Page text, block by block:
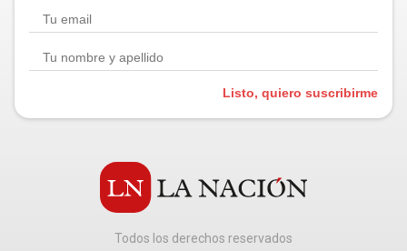
Listo, quiero suscribirme
Todos los derechos reservados